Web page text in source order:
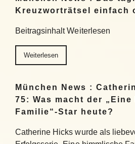
Kreuzworträtsel einfach
Beitragsinhalt Weiterlesen
Weiterlesen
München News :
75: Was macht der
Familie“-Star heute?
Catherine Hicks wurde als